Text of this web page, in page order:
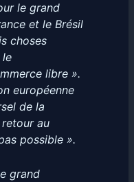
le grand
et le Brésil
choses
le
libre ».
européenne
de la
au
possible ».
grand